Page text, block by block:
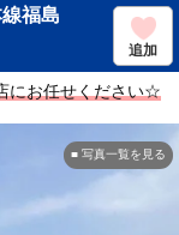
福島
追加
にお任せください☆
■ 写真一覧を見る